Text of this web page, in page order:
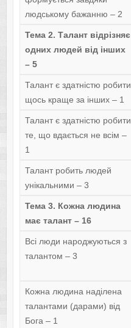
людському бажанню – 2
Тема 2. Талант відрізняє
одних людей від інших
– 5
Талант є здатністю робити
щось краще за інших – 1
Талант є здатністю робити
те, що вдається не всім –
1
Талант робить людей
унікальними – 3
Тема 3. Кожна людина
має талант – 16
Всі люди народжуються з
талантом – 3
Кожна людина наділена
талантами (дарами) від
Бога – 1